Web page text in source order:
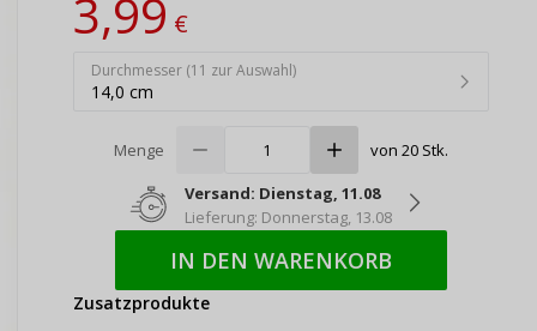
3,99€
Durchmesser (11 zur Auswahl)
14,0 cm
Menge von 20 Stk.
Versand: Dienstag, 11.08
Lieferung: Donnerstag, 13.08
IN DEN WARENKORB
Zusatzprodukte